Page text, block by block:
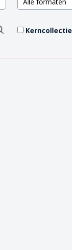
Kerncollectie